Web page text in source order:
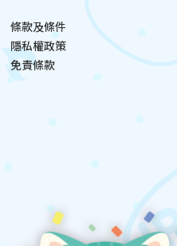
條款及條件
隱私權政策
免責條款